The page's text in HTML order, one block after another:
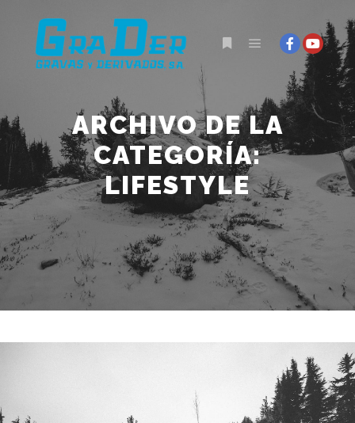
Más información
Menú principal
ARCHIVO DE LA
CATEGORÍA:
LIFESTYLE